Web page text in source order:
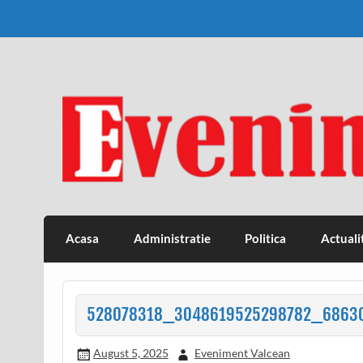
Eveniment Valcean
Acasa Administratie Politica
August 5, 2025 Eveniment Valcean